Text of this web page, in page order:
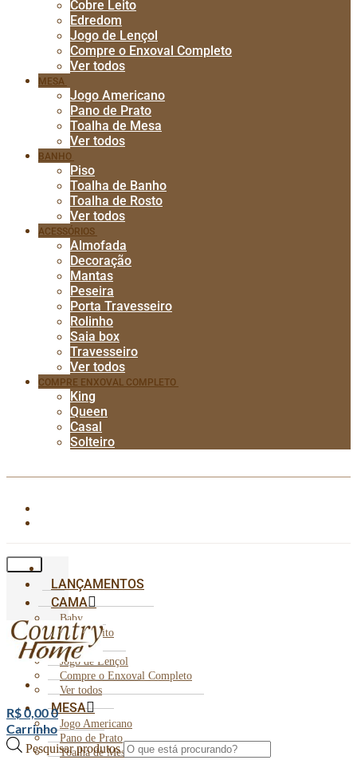
Cobre Leito
Edredom
Jogo de Lençol
Compre o Enxoval Completo
Ver todos
MESA
Jogo Americano
Pano de Prato
Toalha de Mesa
Ver todos
BANHO
Piso
Toalha de Banho
Toalha de Rosto
Ver todos
ACESSÓRIOS
Almofada
Decoração
Mantas
Peseira
Porta Travesseiro
Rolinho
Saia box
Travesseiro
Ver todos
COMPRE ENXOVAL COMPLETO
King
Queen
Casal
Solteiro
LANÇAMENTOS
CAMA
Baby
Cobre Leito
Edredom
Jogo de Lençol
Compre o Enxoval Completo
Ver todos
MESA
Jogo Americano
Pano de Prato
Toalha de Mesa
R$0,000
Carrinho
Pesquisar produtos